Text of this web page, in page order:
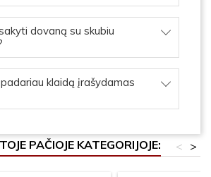
dovaną su skubiu
klaidą įrašydamas
PAČIOJE KATEGORIJOJE: >
<